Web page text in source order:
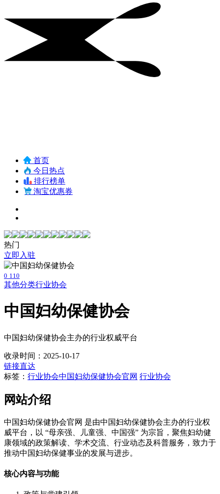
首页
今日热点
排行榜单
淘宝优惠券
热门
立即入驻
0 110
其他分类行业协会
中国妇幼保健协会
中国妇幼保健协会主办的行业权威平台
收录时间：2025-10-17
链接直达
标签： 行业协会中国妇幼保健协会官网 行业协会
网站介绍
中国妇幼保健协会官网 是由中国妇幼保健协会主办的行业权
威平台，以 “母亲强、儿童强、中国强” 为宗旨，聚焦妇幼健
康领域的政策解读、学术交流、行业动态及科普服务，致力于
推动中国妇幼保健事业的发展与进步。
核心内容与功能